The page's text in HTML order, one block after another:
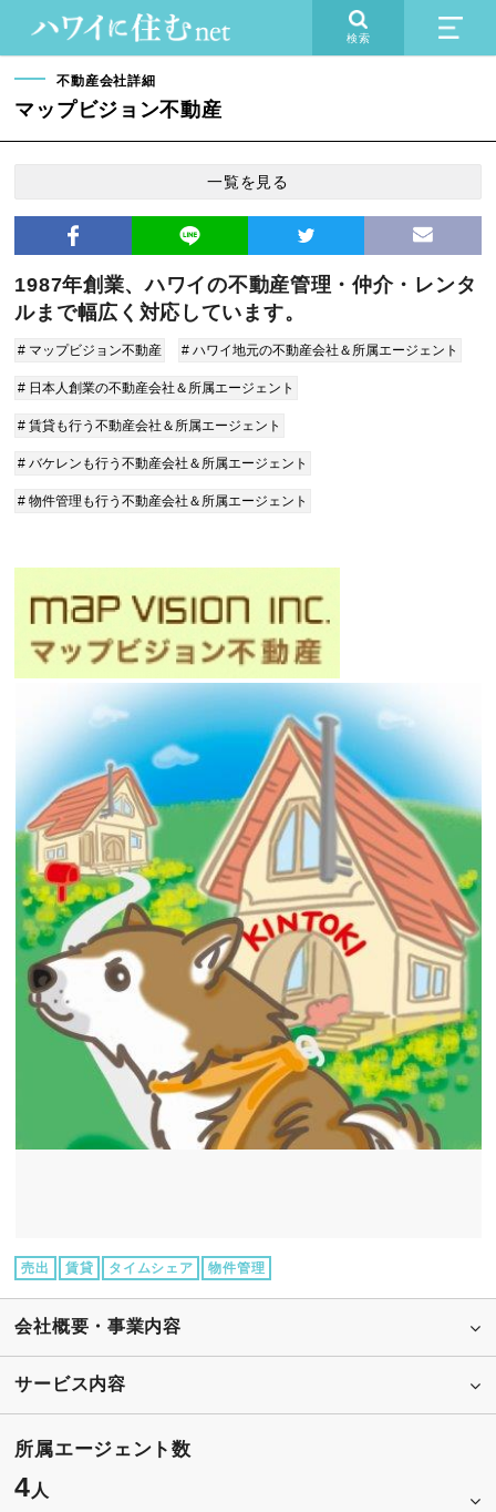
検索
不動産会社詳細
マップビジョン不動産
一覧を見る
1987年創業、ハワイの不動産管理・仲介・レンタ
ルまで幅広く対応しています。
# マップビジョン不動産 # ハワイ地元の不動産会社＆所属エージェント
# 日本人創業の不動産会社＆所属エージェント
# 賃貸も行う不動産会社＆所属エージェント
# バケレンも行う不動産会社＆所属エージェント
# 物件管理も行う不動産会社＆所属エージェント
売出 賃貸 タイムシェア 物件管理
会社概要・事業内容
サービス内容
所属エージェント数
4 人